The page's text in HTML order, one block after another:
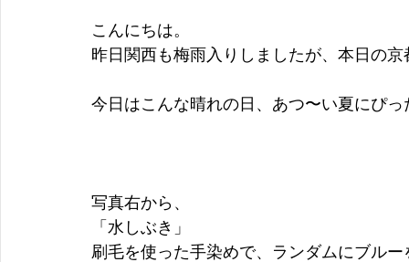
こんにちは。
昨日関西も梅雨入りしましたが、本日の
今日はこんな晴れの日、あつ〜い夏にぴ
写真右から、
「水しぶき」
刷毛を使った手染めで、ランダムにブル